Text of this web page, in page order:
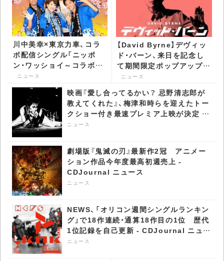
※ 一部店舗では取り扱っていない場合もございます。
今、あなたにオススメ
川中美幸×東京力車、コラ
ン・ワッショイ～コラボバ
ージョン～」発表 MVも
公開 - CDJournal ニュー
ス
ニュース
て期間限定ポップアップ・
ストアが代官山 蔦屋書店
で開催決定 - CDJournal
ニュース
映画『愛し合ってるかい？ 忌野清志郎が